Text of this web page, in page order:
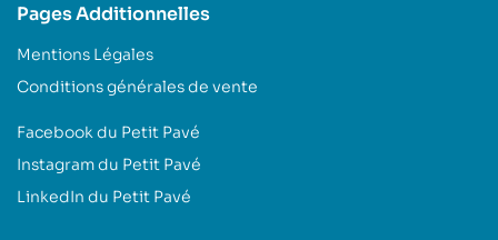
Pages Additionnelles
Mentions Légales
Conditions générales de vente
Facebook du Petit Pavé
Instagram du Petit Pavé
LinkedIn du Petit Pavé